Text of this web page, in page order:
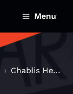
Menu
Chablis Hebdo - Chablis n'ambitionne pas